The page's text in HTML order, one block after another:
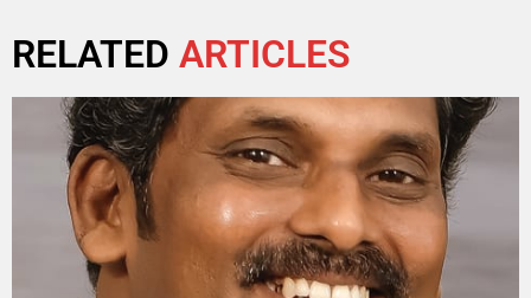
RELATED ARTICLES